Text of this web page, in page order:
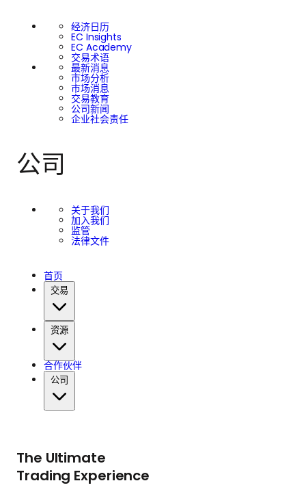
经济日历
EC Insights
EC Academy
交易术语
最新消息
市场分析
市场消息
交易教育
公司新闻
企业社会责任
公司
关于我们
加入我们
监管
法律文件
首页
交易
资源
合作伙伴
公司
The Ultimate
Trading Experience